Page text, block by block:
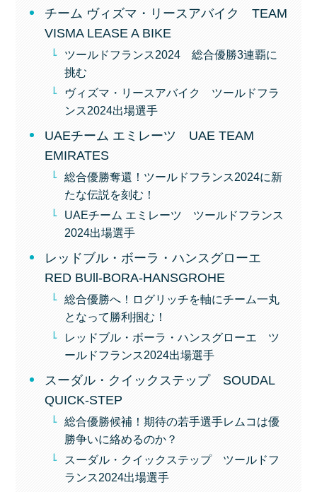
チーム ヴィズマ・リースアバイク TEAM
VISMA LEASE A BIKE
ツールドフランス2024 総合優勝3連覇に
挑む
ヴィズマ・リースアバイク ツールドフラ
ンス2024出場選手
UAEチーム エミレーツ UAE TEAM
EMIRATES
総合優勝奪還！ツールドフランス2024に新
たな伝説を刻む！
UAEチーム エミレーツ ツールドフランス
2024出場選手
レッドブル・ボーラ・ハンスグローエ
RED BUll-BORA-HANSGROHE
総合優勝へ！ログリッチを軸にチーム一丸
となって勝利掴む！
レッドブル・ボーラ・ハンスグローエ ツ
ールドフランス2024出場選手
スーダル・クイックステップ SOUDAL
QUICK-STEP
総合優勝候補！期待の若手選手レムコは優
勝争いに絡めるのか？
スーダル・クイックステップ ツールドフ
ランス2024出場選手